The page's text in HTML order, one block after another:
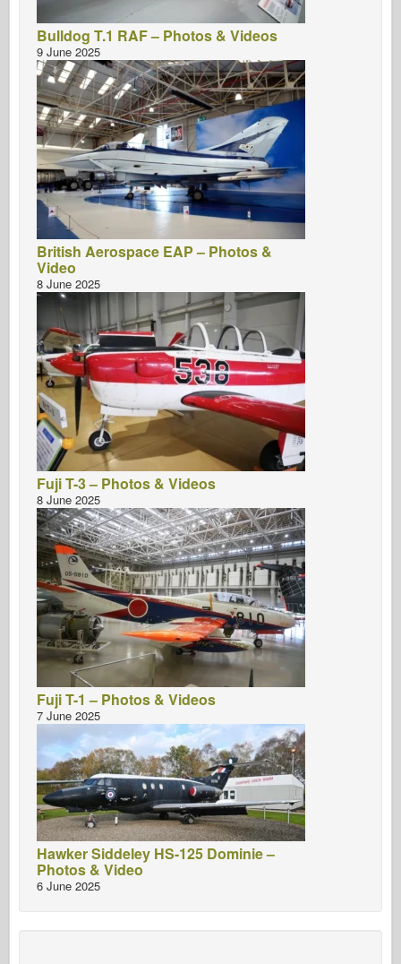
Bulldog T.1 RAF – Photos & Videos
9 June 2025
British Aerospace EAP – Photos &
Video
8 June 2025
Fuji T-3 – Photos & Videos
8 June 2025
Fuji T-1 – Photos & Videos
7 June 2025
Hawker Siddeley HS-125 Dominie –
Photos & Video
6 June 2025